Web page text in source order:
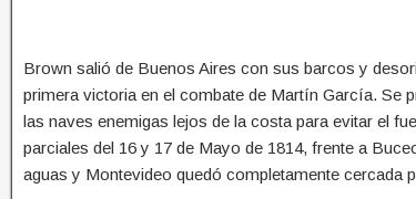
Brown salió de Buenos Aires con sus barcos y
primera victoria en el combate de Martín García. Se
las naves enemigas lejos de la costa para evitar el
parciales del 16 y 17 de Mayo de 1814, frente a
aguas y Montevideo quedó completamente cercada